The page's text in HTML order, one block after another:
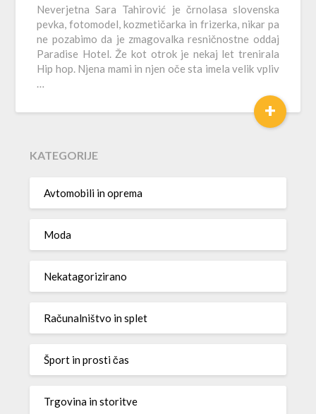
Neverjetna Sara Tahirović je črnolasa slovenska
pevka, fotomodel, kozmetičarka in frizerka, nikar pa
ne pozabimo da je zmagovalka resničnostne oddaj
Paradise Hotel. Že kot otrok je nekaj let trenirala
Hip hop. Njena mami in njen oče sta imela velik vpliv
…
+
KATEGORIJE
Avtomobili in oprema
Moda
Nekatagorizirano
Računalništvo in splet
Šport in prosti čas
Trgovina in storitve